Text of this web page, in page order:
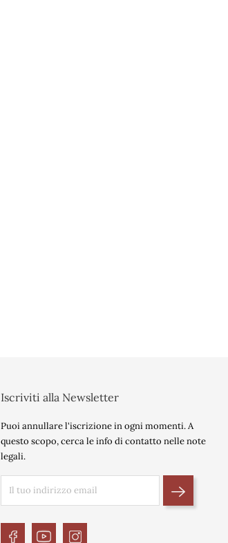
Iscriviti alla Newsletter
Puoi annullare l'iscrizione in ogni momenti. A
questo scopo, cerca le info di contatto nelle note
legali.